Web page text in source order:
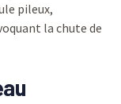
pileux,
la chute de